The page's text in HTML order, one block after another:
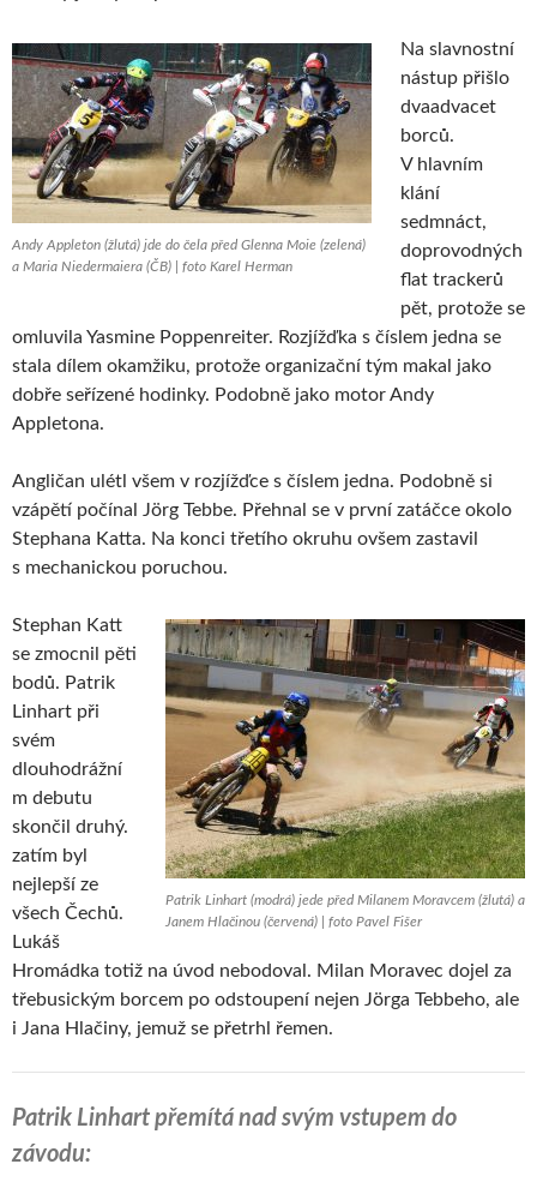
Andy Appleton (žlutá) jde do čela před Glenna Moie (zelená)
a Maria Niedermaiera (ČB) | foto Karel Herman
Na slavnostní
nástup přišlo
dvaadvacet
borců.
V hlavním
klání
sedmnáct,
doprovodných
flat trackerů
pět, protože se
omluvila Yasmine Poppenreiter. Rozjížďka s číslem jedna se
stala dílem okamžiku, protože organizační tým makal jako
dobře seřízené hodinky. Podobně jako motor Andy
Appletona.
Angličan ulétl všem v rozjížďce s číslem jedna. Podobně si
vzápětí počínal Jörg Tebbe. Přehnal se v první zatáčce okolo
Stephana Katta. Na konci třetího okruhu ovšem zastavil
s mechanickou poruchou.
Patrik Linhart (modrá) jede před Milanem Moravcem (žlutá) a
Janem Hlačinou (červená) | foto Pavel Fišer
Stephan Katt
se zmocnil pěti
bodů. Patrik
Linhart při
svém
dlouhodrážní
m debutu
skončil druhý.
zatím byl
nejlepší ze
všech Čechů.
Lukáš
Hromádka totiž na úvod nebodoval. Milan Moravec dojel za
třebusickým borcem po odstoupení nejen Jörga Tebbeho, ale
i Jana Hlačiny, jemuž se přetrhl řemen.
Patrik Linhart přemítá nad svým vstupem do
závodu: